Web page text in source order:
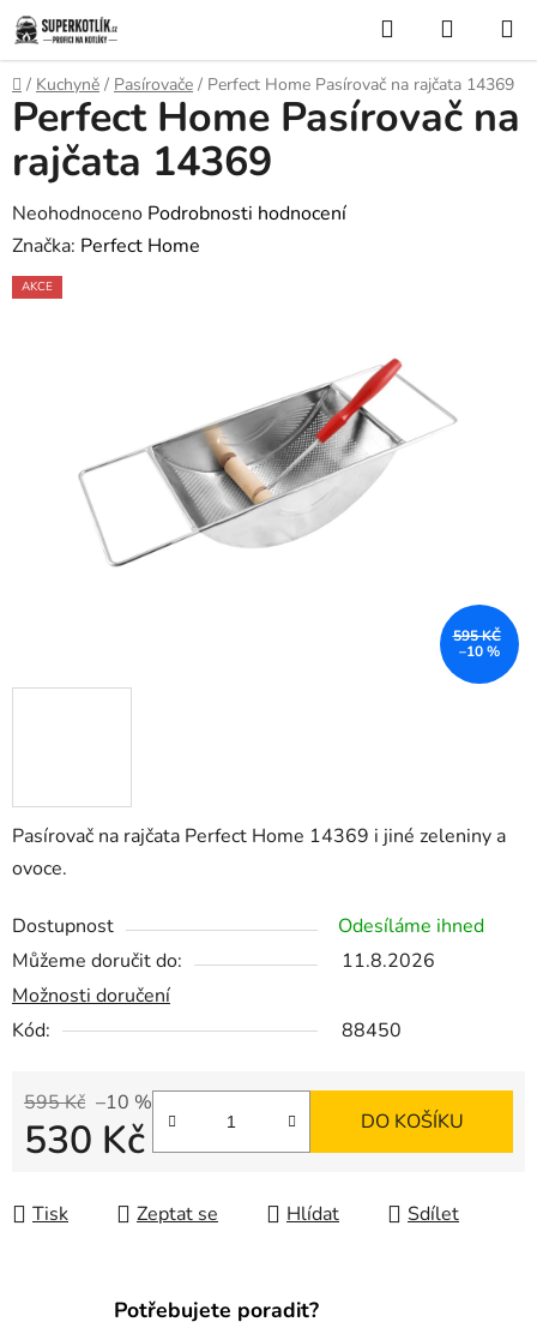
Přejít
na
obsah
Hledat
KOŠÍK
Domů
/ Kuchyně / Pasírovače / Perfect Home Pasírovač na rajčata 14369
Pasírovač na rajčata Perfect Home 14369 i jiné zeleniny a
ovoce.
Dostupnost
Odesíláme ihned
Můžeme doručit do:
11.8.2026
Možnosti doručení
Kód:
88450
595 Kč –10 %
530 Kč DO KOŠÍKU
Tisk Zeptat se Hlídat Sdílet
Perfect Home Pasírovač na
rajčata 14369
Průměrné
hodnocení
produktu
Neohodnoceno Podrobnosti hodnocení
Značka: Perfect Home
AKCE
595 KČ
–10 %
Potřebujete poradit?